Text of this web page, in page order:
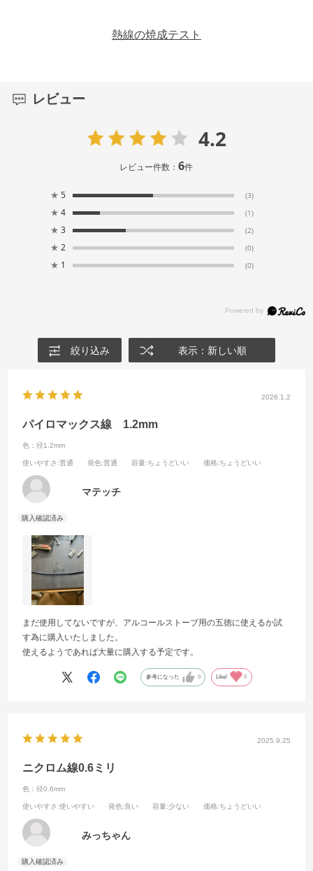
熱線の焼成テスト
レビュー
4.2
レビュー件数：6件
★ 5 (3)
★ 4 (1)
★ 3 (2)
★ 2 (0)
★ 1 (0)
絞り込み 表示：新しい順
2026.1.2
パイロマックス線 1.2mm
色：径1.2mm
使いやすさ :普通 発色:普通 容量:ちょうどいい 価格:ちょうどいい
マテッチ
まだ使用してないですが、アルコールストーブ用の五徳に使えるか試
す為に購入いたしました。
使えるようであれば大量に購入する予定です。
参考になった 0 Like! 0
2025.9.25
ニクロム線0.6ミリ
色：径0.6mm
使いやすさ :使いやすい 発色:良い 容量:少ない 価格:ちょうどいい
みっちゃん